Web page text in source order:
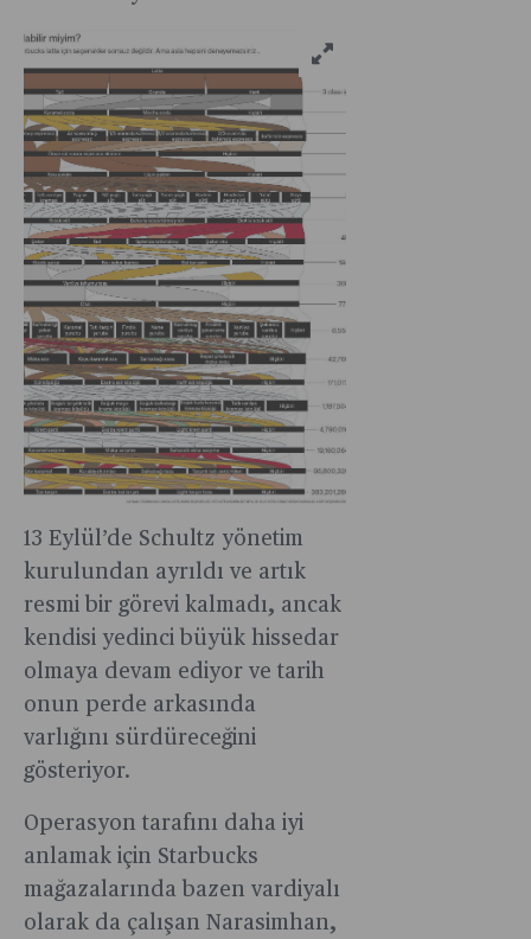
13 Eylül’de Schultz yönetim
kurulundan ayrıldı ve artık
resmi bir görevi kalmadı, ancak
kendisi yedinci büyük hissedar
olmaya devam ediyor ve tarih
onun perde arkasında
varlığını sürdüreceğini
gösteriyor.
Operasyon tarafını daha iyi
anlamak için Starbucks
mağazalarında bazen vardiyalı
olarak da çalışan Narasimhan,